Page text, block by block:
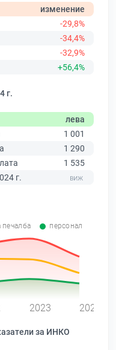
изменение
-29,8%
-34,4%
-32,9%
+56,4%
г.
лева
1 001
1 290
1 535
г.
печалба персонал
2023 2024
за ИНКО